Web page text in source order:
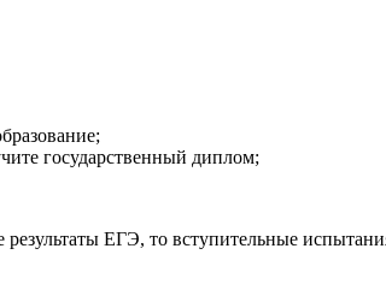
государственный диплом;
ЕГЭ, то вступительные